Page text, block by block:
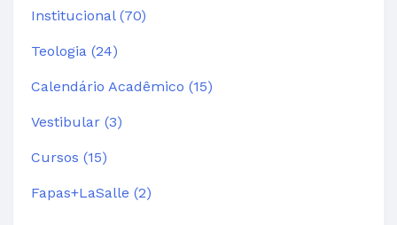
Institucional (70)
Teologia (24)
Calendário Acadêmico (15)
Vestibular (3)
Cursos (15)
Fapas+LaSalle (2)